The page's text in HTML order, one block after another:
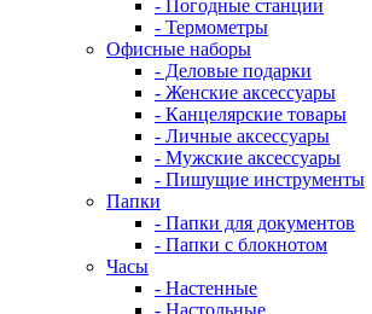
- Погодные станции
- Термометры
Офисные наборы
- Деловые подарки
- Женские аксессуары
- Канцелярские товары
- Личные аксессуары
- Мужские аксессуары
- Пишущие инструменты
Папки
- Папки для документов
- Папки с блокнотом
Часы
- Настенные
- Настольные